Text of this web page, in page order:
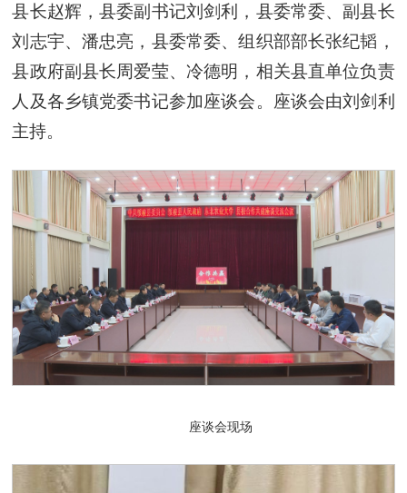
县长赵辉，县委副书记刘剑利，县委常委、副县长
刘志宇、潘忠亮，县委常委、组织部部长张纪韬，
县政府副县长周爱莹、冷德明，相关县直单位负责
人及各乡镇党委书记参加座谈会。座谈会由刘剑利
主持。
座谈会现场